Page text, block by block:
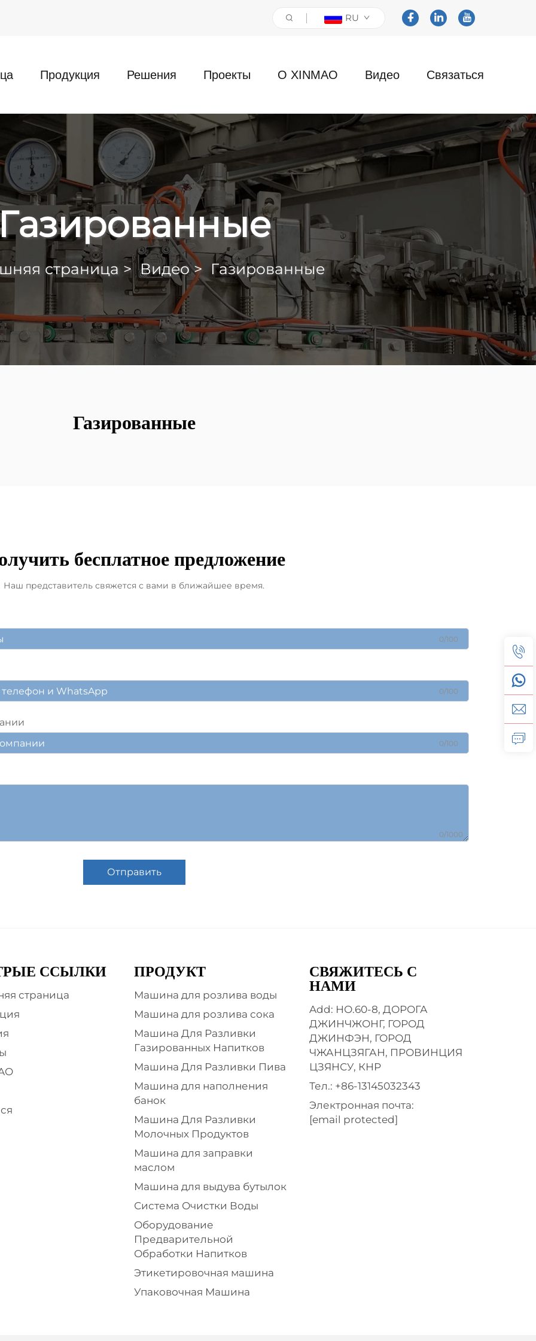
RU
Продукция Решения Проекты О XINMAO Видео Связаться
страница >Видео> Газированные
Газированные
бесплатное предложение
Наш представитель свяжется с вами в ближайшее время.
0/100
0/100
0/100
0/1000
Отправить
ССЫЛКИ
страница
ПРОДУКТ
Машина для розлива воды
Машина для розлива сока
Машина Для Разливки
Газированных Напитков
Машина Для Разливки Пива
Машина для наполнения
банок
Машина Для Разливки
Молочных Продуктов
Машина для заправки
маслом
Машина для выдува бутылок
Система Очистки Воды
Оборудование
Предварительной
Обработки Напитков
Этикетировочная машина
Упаковочная Машина
СВЯЖИТЕСЬ С
НАМИ
Add: НО.60-8, ДОРОГА
ДЖИНЧЖОНГ, ГОРОД
ДЖИНФЭН, ГОРОД
ЧЖАНЦЗЯГАН, ПРОВИНЦИЯ
ЦЗЯНСУ, КНР
Тел.: +86-13145032343
Электронная почта:
[email protected]